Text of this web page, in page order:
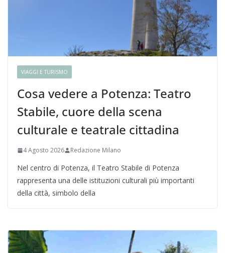
VIAGGI E TURISMO
Cosa vedere a Potenza: Teatro
Stabile, cuore della scena
culturale e teatrale cittadina
4 Agosto 2026 Redazione Milano
Nel centro di Potenza, il Teatro Stabile di Potenza
rappresenta una delle istituzioni culturali più importanti
della città, simbolo della